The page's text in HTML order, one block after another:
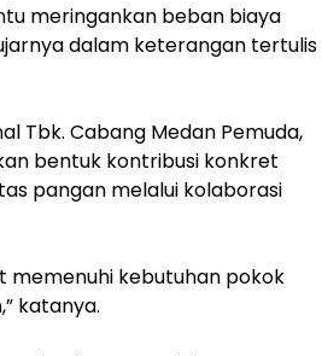
meringankan beban biaya
dalam keterangan tertulis
Tbk. Cabang Medan Pemuda,
bentuk kontribusi konkret
pangan melalui kolaborasi
memenuhi kebutuhan pokok
katanya.